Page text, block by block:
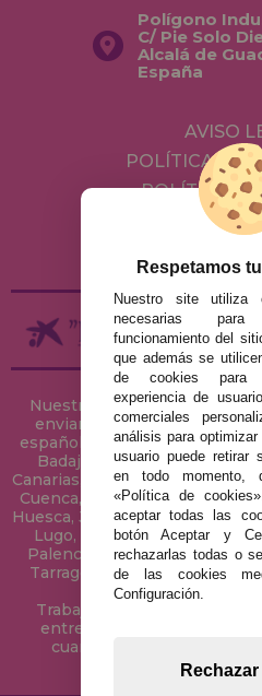
Polígono
C/ Pie Solo
Alcalá de
España
AVISO
POLÍTICA DE
POLÍTICA
ENVÍOS Y
Nuestra tienda de puzzles
enviamos tus puzzles a
español: Álava, Albacete,
Badajoz, Baleares,
Canarias, Cantabria, Castellón,
Cuenca, Gerona, Granada,
Huesca, Jaén, La Coruña, La
Lugo, Madrid, Málaga,
Palencia, Pontevedra,
Tarragona, Tenerife, Teruel,
Vizcaya, Zamora
Trabajamos con Stocks
entregas rápidas en
cuando el pedido se
Respetamos
Nuestro site utiliza
necesarias
funcionamiento del
que además se
de cookies para
experiencia de
comerciales
análisis para
usuario puede retirar
en todo momento,
«Política de
aceptar todas las
botón Aceptar y
rechazarlas todas o
de las cookies
Configuración.